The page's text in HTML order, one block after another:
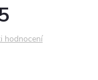
hodnocení